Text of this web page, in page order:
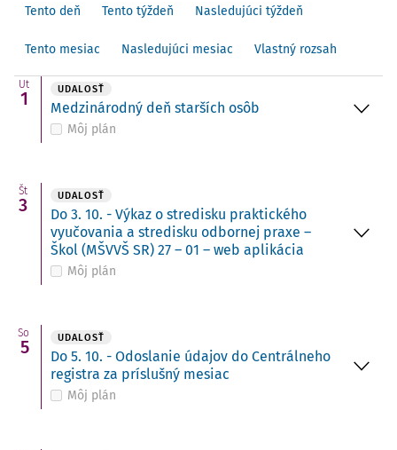
Tento deň Tento týždeň Nasledujúci týždeň
Tento mesiac Nasledujúci mesiac Vlastný rozsah
Ut
1 UDALOSŤ
Medzinárodný deň starších osôb
Môj plán
Št
3 UDALOSŤ
Do 3. 10. - Výkaz o stredisku praktického
vyučovania a stredisku odbornej praxe –
Škol (MŠVVŠ SR) 27 – 01 – web aplikácia
Môj plán
So
5 UDALOSŤ
Do 5. 10. - Odoslanie údajov do Centrálneho
registra za príslušný mesiac
Môj plán